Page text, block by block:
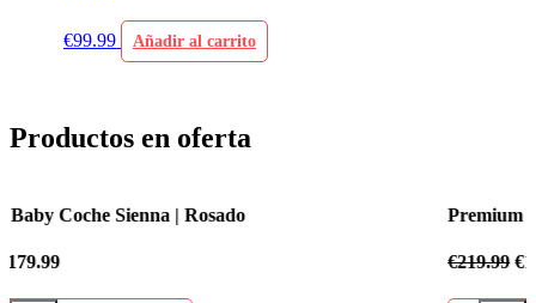
€99.99 Añadir al carrito
Productos en oferta
Premium Baby Coche Sienna | Azul Celeste